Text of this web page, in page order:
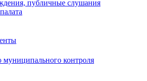
публичные слушания
контроля